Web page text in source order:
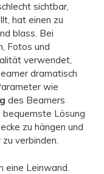
sichtbar,
hat einen zu
blass. Bei
Fotos und
verwendet,
dramatisch
wie
des Beamers
bequemste Lösung
zu hängen und
verbinden.
eine Leinwand.